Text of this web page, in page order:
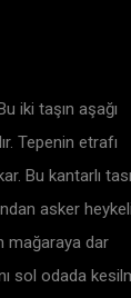
iki taşın aşağı
Tepenin etrafı
Bu kantarlı tası
asker heykeli
mağaraya dar
sol odada